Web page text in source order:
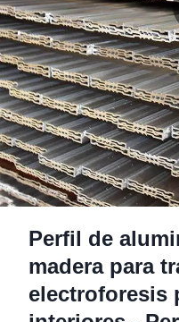
Perfil de
madera para
electroforesis